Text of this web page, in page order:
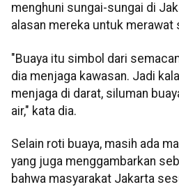
menghuni sungai-sungai di
alasan mereka untuk merawat
"Buaya itu simbol dari
dia menjaga kawasan. Jadi
menjaga di darat, siluman
air," kata dia.
Selain roti buaya, masih ada
yang juga menggambarkan
bahwa masyarakat Jakarta